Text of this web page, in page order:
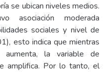
se ubican niveles medios.
asociación moderada
sociales y nivel de
esto indica que mientras
la variable de
amplifica. Por lo tanto, el